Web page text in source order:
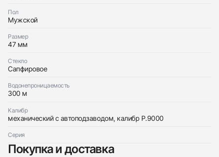
Пол
Мужской
Размер
47 мм
Стекло
Сапфировое
Водонепроницаемость
300 м
Калибр
механический с автоподзаводом, калибр P.9000
Серия
Покупка и доставка